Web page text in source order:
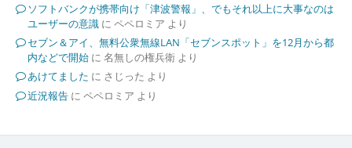
ソフトバンクが携帯向け「津波警報」、でもそれ以上に大事なのは
ユーザーの意識に ペペロミア より
セブン＆アイ、無料公衆無線LAN「セブンスポット」を12月から都
内などで開始に 名無しの権兵衛より
あけてました に さじった より
近況報告に ペペロミア より